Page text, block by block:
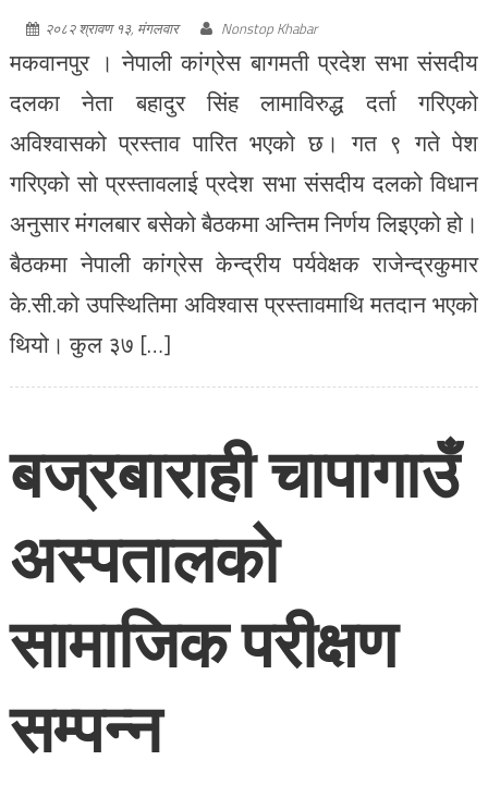
२०८२ श्रावण १३, मंगलवार Nonstop Khabar
मकवानपुर । नेपाली कांग्रेस बागमती प्रदेश सभा संसदीय
दलका नेता बहादुर सिंह लामाविरुद्ध दर्ता गरिएको
अविश्वासको प्रस्ताव पारित भएको छ। गत ९ गते पेश
गरिएको सो प्रस्तावलाई प्रदेश सभा संसदीय दलको विधान
अनुसार मंगलबार बसेको बैठकमा अन्तिम निर्णय लिइएको हो।
बैठकमा नेपाली कांग्रेस केन्द्रीय पर्यवेक्षक राजेन्द्रकुमार
के.सी.को उपस्थितिमा अविश्वास प्रस्तावमाथि मतदान भएको
थियो। कुल ३७ […]
बज्रबाराही चापागाउँ
अस्पतालको
सामाजिक परीक्षण
सम्पन्न